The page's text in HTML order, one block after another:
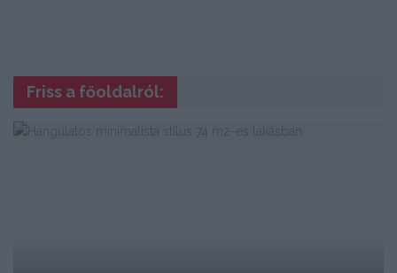
Friss a főoldalról: